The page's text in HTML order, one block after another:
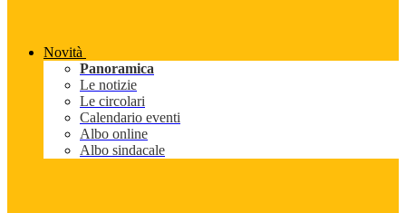
Novità
Panoramica
Le notizie
Le circolari
Calendario eventi
Albo online
Albo sindacale